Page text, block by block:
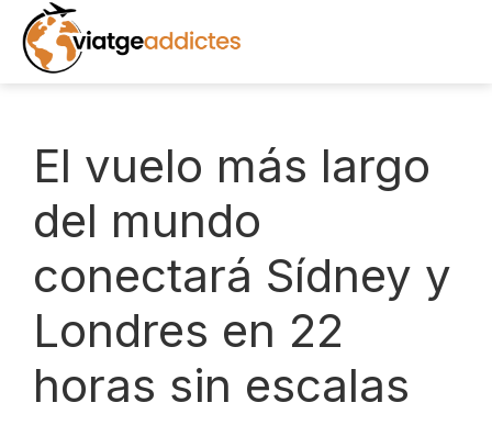
Saltar
contenido
EXCURSIONES
RECURSOS
LIBROS
El vuelo más largo
del mundo
conectará Sídney y
Londres en 22
horas sin escalas